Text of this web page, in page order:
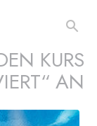
KURS
AN